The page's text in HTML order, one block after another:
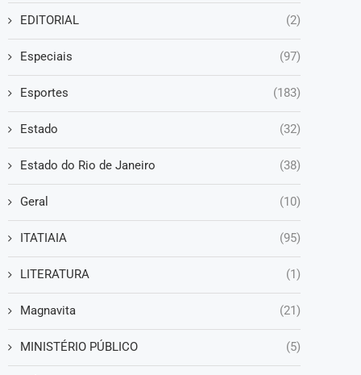
EDITORIAL (2)
Especiais (97)
Esportes (183)
Estado (32)
Estado do Rio de Janeiro (38)
Geral (10)
ITATIAIA (95)
LITERATURA (1)
Magnavita (21)
MINISTÉRIO PÚBLICO (5)